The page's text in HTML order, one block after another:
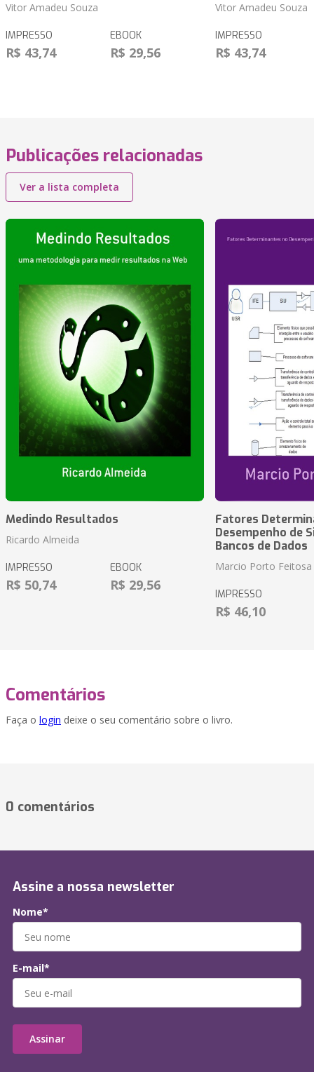
Vitor Amadeu Souza
IMPRESSO
R$ 43,74
EBOOK
R$ 29,56
Vitor Amadeu Souza
IMPRESSO
R$ 43,74
Publicações relacionadas
Ver a lista completa
Medindo Resultados
Ricardo Almeida
IMPRESSO
R$ 50,74
EBOOK
R$ 29,56
Fatores
Desempenho de
Bancos de Dados
Marcio Porto Feitosa
IMPRESSO
R$ 46,10
Comentários
Faça o login deixe o seu comentário sobre o livro.
0 comentários
Assine a nossa newsletter
Nome*
E-mail*
Assinar